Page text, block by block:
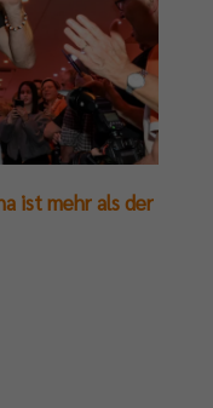
ist mehr als der